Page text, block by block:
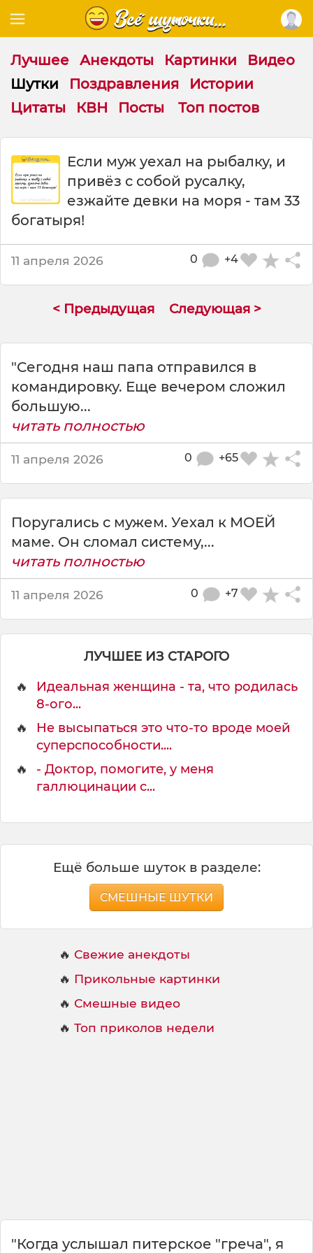
Лучшее Анекдоты Картинки
Видео
Шутки
Поздравления
Истории
Цитаты
КВН Посты Топ постов
Е
и
а
а
Если муж уехал на рыбалку, и
привёз с собой русалку,
езжайте девки на моря - там 33
богатыря!
11 апреля 2026 +4
0
< Предыдущая Следующая >
"Сегодня наш папа отправился в
командировку. Еще вечером сложил
большую...
читать полностью
11 апреля 2026 +65
0
Поругались с мужем. Уехал к МОЕЙ
маме. Он сломал систему,...
читать полностью
11 апреля 2026 +7
0
ЛУЧШЕЕ ИЗ СТАРОГО
🔥
Идеальная женщина - та, что родилась
8-ого...
🔥
Не высыпаться это что-то вроде моей
суперспособности....
🔥
- Доктор, помогите, у меня
галлюцинации с...
Ещё больше шуток в разделе:
СМЕШНЫЕ ШУТКИ
🔥 Свежие анекдоты
🔥 Прикольные картинки
🔥 Смешные видео
🔥 Топ приколов недели
"Когда услышал питерское "греча", я